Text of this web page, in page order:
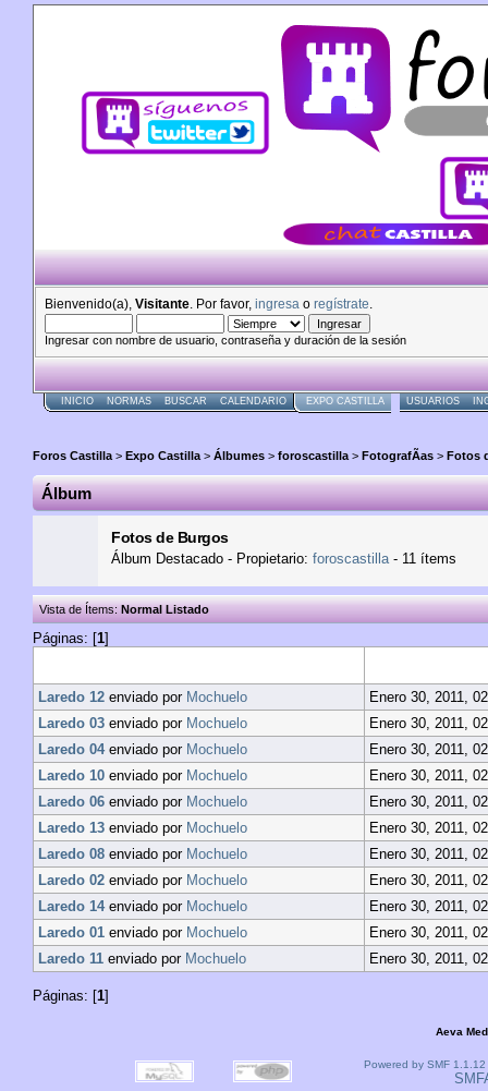
Bienvenido(a), Visitante . Por favor, ingresa o regístrate
Ingresar con nombre de usuario, contraseña y duración de la sesión
INICIO NORMAS BUSCAR CALENDARIO EXPO CASTILLA USUARIOS
Foros Castilla > Expo Castilla > Álbumes > foroscastilla > FotografÃ­as > Fotos
Álbum
Fotos de Burgos
Álbum Destacado - Propietario: foroscastilla - 11 ítems
Vista de Ítems:Normal Listado
Páginas: [1]
Laredo 12 enviado por Mochuelo
Enero 30, 2011,
Laredo 03 enviado por Mochuelo
Enero 30, 2011,
Laredo 04enviado por Mochuelo
Enero 30, 2011,
Laredo 10 enviado por Mochuelo
Enero 30, 2011,
Laredo 06 enviado por Mochuelo
Enero 30, 2011,
Laredo 13 enviado por Mochuelo
Enero 30, 2011,
Laredo 08 enviado por Mochuelo
Enero 30, 2011,
Laredo 02 enviado por Mochuelo
Enero 30, 2011,
Laredo 14enviado por Mochuelo
Enero 30, 2011,
Laredo 01 enviado por Mochuelo
Enero 30, 2011,
Laredo 11 enviado por Mochuelo Enero 30, 2011,
Páginas: [1]
Aeva
Powered by SMF 1.1.12